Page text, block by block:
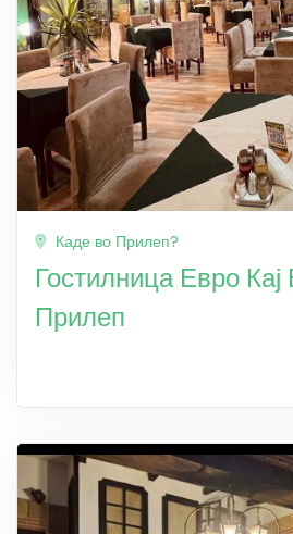
Каде во Прилеп?
Гостилница Евро Кај
Прилеп